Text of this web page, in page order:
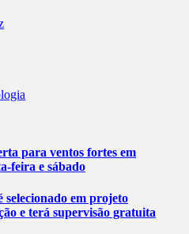
para ventos fortes em
feira e sábado
em projeto
e terá supervisão gratuita